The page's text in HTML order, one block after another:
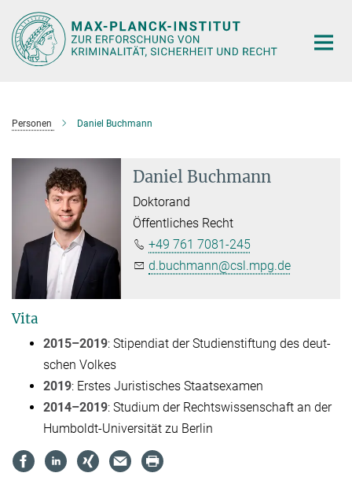
Hauptinhalt
Personen Daniel Buchmann
Daniel Buchmann
Doktorand
Öffentliches Recht
+49 761 7081-245
d.buchmann@csl.mpg.de
Vita
2015–2019: Sti­pen­di­at der Stu­dien­stif­tung des deut­
schen Vol­kes
2019: Ers­tes Ju­ris­ti­sches Staats­ex­amen
2014–2019: Stu­di­um der Rechts­wis­sen­schaft an der
Hum­boldt-Uni­ver­si­tät zu Ber­lin